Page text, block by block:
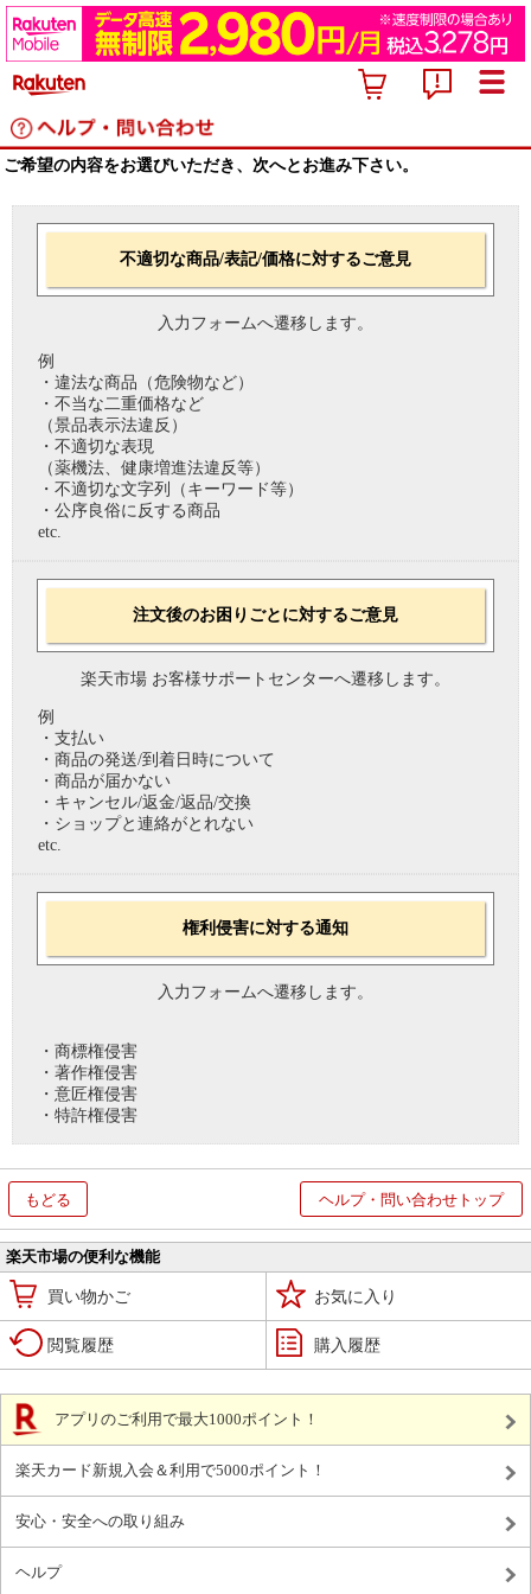
ご希望の内容をお選びいただき、次へとお進み下さい。
不適切な商品/表記/価格に対するご意見
入力フォームへ遷移します。
例
・違法な商品（危険物など）
・不当な二重価格など
（景品表示法違反）
・不適切な表現
（薬機法、健康増進法違反等）
・不適切な文字列（キーワード等）
・公序良俗に反する商品
etc.
注文後のお困りごとに対するご意見
楽天市場 お客様サポートセンターへ遷移します。
例
・支払い
・商品の発送/到着日時について
・商品が届かない
・キャンセル/返金/返品/交換
・ショップと連絡がとれない
etc.
権利侵害に対する通知
入力フォームへ遷移します。
・商標権侵害
・著作権侵害
・意匠権侵害
・特許権侵害
もどる ヘルプ・問い合わせトップ
楽天市場の便利な機能
買い物かご お気に入り
閲覧履歴 購入履歴
アプリのご利用で最大1000ポイント！
楽天カード新規入会＆利用で5000ポイント！
安心・安全への取り組み
ヘルプ